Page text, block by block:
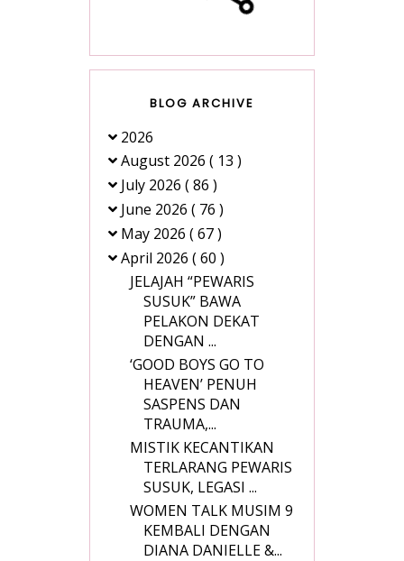
BLOG ARCHIVE
2026
August 2026 ( 13 )
July 2026 ( 86 )
June 2026 ( 76 )
May 2026 ( 67 )
April 2026 ( 60 )
JELAJAH “PEWARIS
SUSUK” BAWA
PELAKON DEKAT
DENGAN ...
‘GOOD BOYS GO TO
HEAVEN’ PENUH
SASPENS DAN
TRAUMA,...
MISTIK KECANTIKAN
TERLARANG PEWARIS
SUSUK, LEGASI ...
WOMEN TALK MUSIM 9
KEMBALI DENGAN
DIANA DANIELLE &...